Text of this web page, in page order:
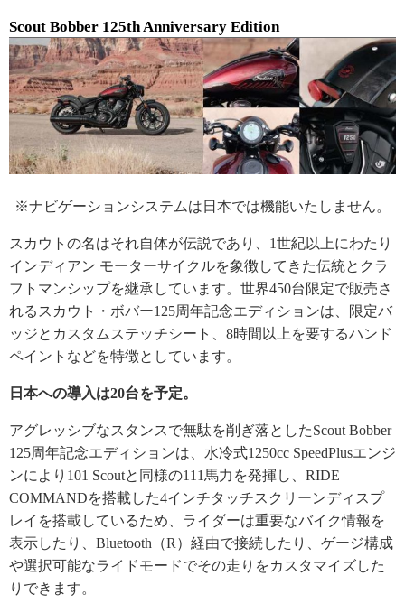
Scout Bobber 125th Anniversary Edition
※ナビゲーションシステムは日本では機能いたしません。
スカウトの名はそれ自体が伝説であり、1世紀以上にわたり
インディアン モーターサイクルを象徴してきた伝統とクラ
フトマンシップを継承しています。世界450台限定で販売さ
れるスカウト・ボバー125周年記念エディションは、限定バ
ッジとカスタムステッチシート、8時間以上を要するハンド
ペイントなどを特徴としています。
日本への導入は20台を予定。
アグレッシブなスタンスで無駄を削ぎ落としたScout Bobber
125周年記念エディションは、水冷式1250cc SpeedPlusエンジ
ンにより101 Scoutと同様の111馬力を発揮し、RIDE
COMMANDを搭載した4インチタッチスクリーンディスプ
レイを搭載しているため、ライダーは重要なバイク情報を
表示したり、Bluetooth（R）経由で接続したり、ゲージ構成
や選択可能なライドモードでその走りをカスタマイズした
りできます。